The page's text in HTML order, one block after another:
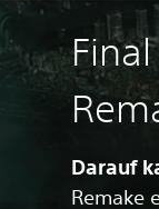
Darauf
Remake